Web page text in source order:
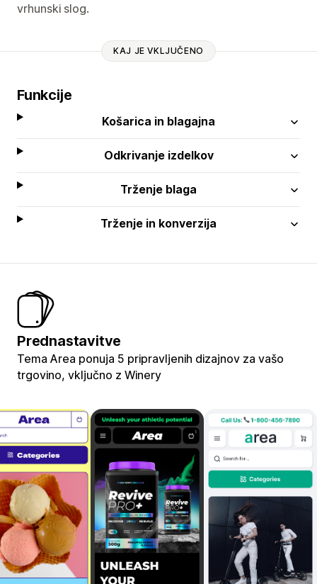
vrhunski slog.
KAJ JE VKLJUČENO
Funkcije
Košarica in blagajna
Odkrivanje izdelkov
Trženje blaga
Trženje in konverzija
Prednastavitve
Tema Area ponuja 5 pripravljenih dizajnov za vašo
trgovino, vključno z Winery